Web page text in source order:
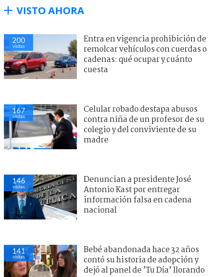
VISTO AHORA
200
visitas
Entra en vigencia prohibición de
remolcar vehículos con cuerdas o
cadenas: qué ocupar y cuánto
cuesta
167
visitas
Celular robado destapa abusos
contra niña de un profesor de su
colegio y del conviviente de su
madre
146
visitas
Denuncian a presidente José
Antonio Kast por entregar
información falsa en cadena
nacional
141
visitas
Bebé abandonada hace 32 años
contó su historia de adopción y
dejó al panel de ’Tu Día’ llorando